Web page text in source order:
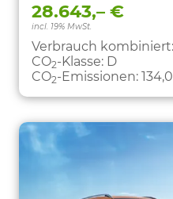
28.643,– €
incl. 19% MwSt.
Verbrauch kombiniert:
CO2-Klasse: D
CO2-Emissionen: